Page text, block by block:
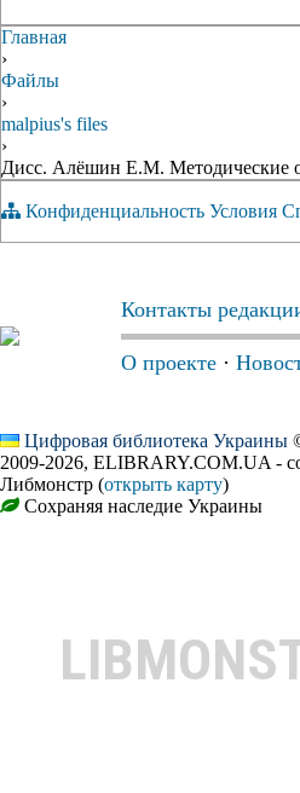
Главная
›
Файлы
›
malpius's files
›
Дисс. Алёшин Е.М. Методические
Конфиденциальность Условия
Контакты
О проекте ·
Цифровая библиотека Украины
2009-2026, ELIBRARY.COM.UA -
Либмонстр (открыть карту)
Сохраняя наследие Украины